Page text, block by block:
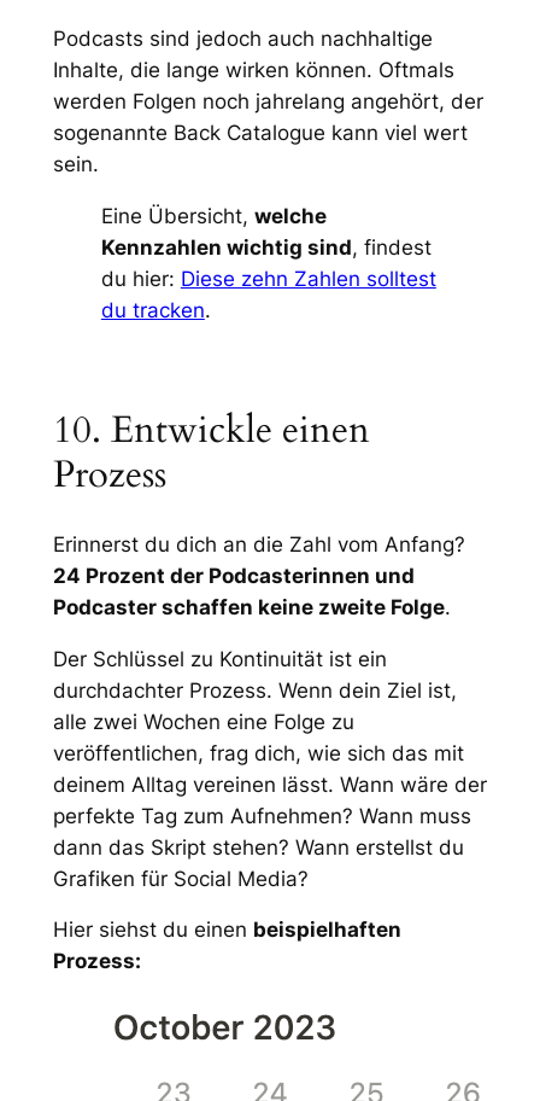
Podcasts sind jedoch auch nachhaltige
Inhalte, die lange wirken können. Oftmals
werden Folgen noch jahrelang angehört, der
sogenannte Back Catalogue kann viel wert
sein.
Eine Übersicht, welche
Kennzahlen wichtig sind, findest
du hier: Diese zehn Zahlen solltest
du tracken.
10. Entwickle einen
Prozess
Erinnerst du dich an die Zahl vom Anfang?
24 Prozent der Podcasterinnen und
Podcaster schaffen keine zweite Folge.
Der Schlüssel zu Kontinuität ist ein
durchdachter Prozess. Wenn dein Ziel ist,
alle zwei Wochen eine Folge zu
veröffentlichen, frag dich, wie sich das mit
deinem Alltag vereinen lässt. Wann wäre der
perfekte Tag zum Aufnehmen? Wann muss
dann das Skript stehen? Wann erstellst du
Grafiken für Social Media?
Hier siehst du einen beispielhaften
Prozess: